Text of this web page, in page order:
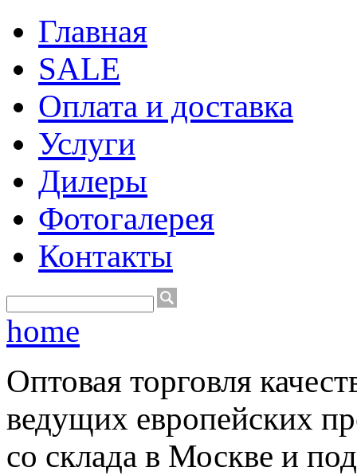
Главная
SALE
Оплата и доставка
Услуги
Дилеры
Фотогалерея
Контакты
home
Оптовая торговля
ведущих европейских
со склада в Москве и под